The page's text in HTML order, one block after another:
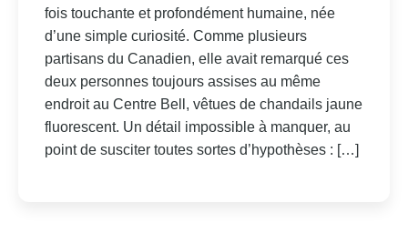
fois touchante et profondément humaine, née
d’une simple curiosité. Comme plusieurs
partisans du Canadien, elle avait remarqué ces
deux personnes toujours assises au même
endroit au Centre Bell, vêtues de chandails jaune
fluorescent. Un détail impossible à manquer, au
point de susciter toutes sortes d’hypothèses : […]